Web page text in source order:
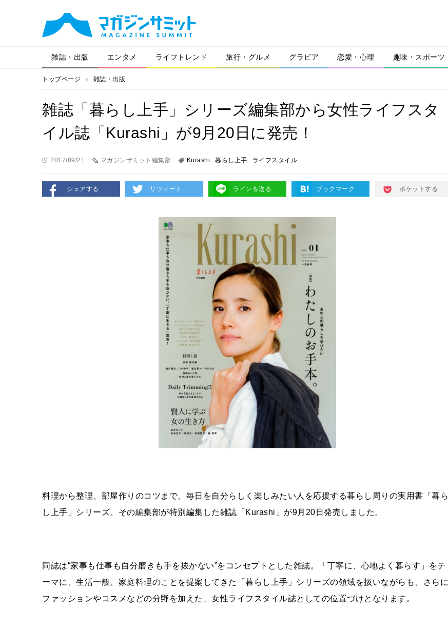
雑誌・出版 エンタメ ライフトレンド 旅行・グルメ グラビア 恋愛・心理 趣味・スポーツ
トップページ 雑誌・出版
雑誌「暮らし上手」シリーズ編集部から女性ライフスタ
イル誌「Kurashi」が9月20日に発売！
2017/09/21 マガジンサミット編集部 Kurashi 暮らし上手 ライフスタイル
シェアする リツィート ラインを送る ブックマーク ポケットする
料理から整理、部屋作りのコツまで、毎日を自分らしく楽しみたい人を応援する暮らし周りの実用書「暮ら
し上手」シリーズ。その編集部が特別編集した雑誌 「 Kurashi 」が9月20日発売しました。
同誌は“家事も仕事も自分磨きも手を抜かない”をコンセプトとした雑誌。「丁寧に、心地よく暮らす」をテ
ーマに、生活一般、家庭料理のことを提案してきた「暮らし上手」シリーズの領域を扱いながらも、さらに
ファッションやコスメなどの分野を加えた、女性ライフスタイル誌としての位置づけとなります。